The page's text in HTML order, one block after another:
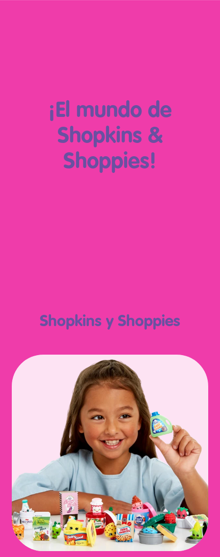
¡El mundo de
Shopkins &
Shoppies!
Shopkins y Shoppies